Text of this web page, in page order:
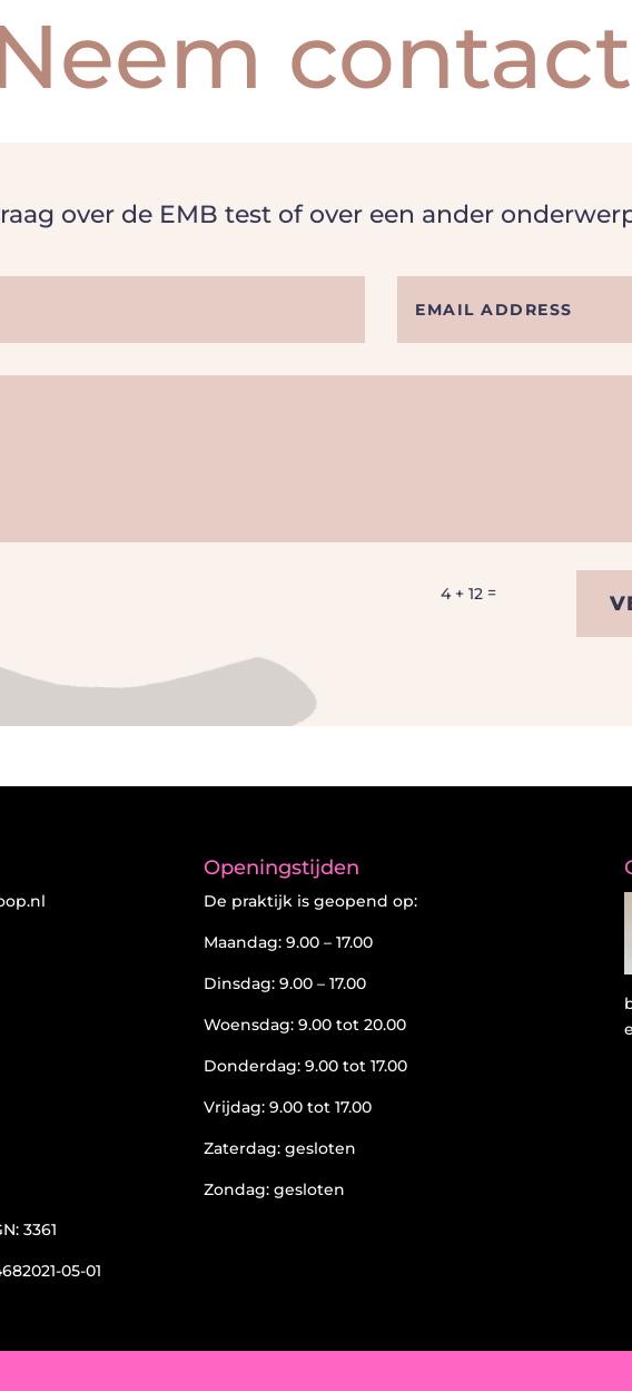
over de EMB test of over een ander
4 + 12=
3361
05-01
Openingstijden
De praktijk is geopend op:
Maandag: 9.00 – 17.00
Dinsdag: 9.00 – 17.00
Woensdag: 9.00 tot 20.00
Donderdag: 9.00 tot 17.00
Vrijdag: 9.00 tot 17.00
Zaterdag: gesloten
Zondag: gesloten